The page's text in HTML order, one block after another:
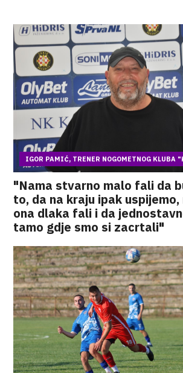
IGOR PAMIĆ, TRENER NOGOMETNOG KLUBA
"Nama stvarno malo fali da
to, da na kraju ipak uspijemo,
ona dlaka fali i da
tamo gdje smo si zacrtali"